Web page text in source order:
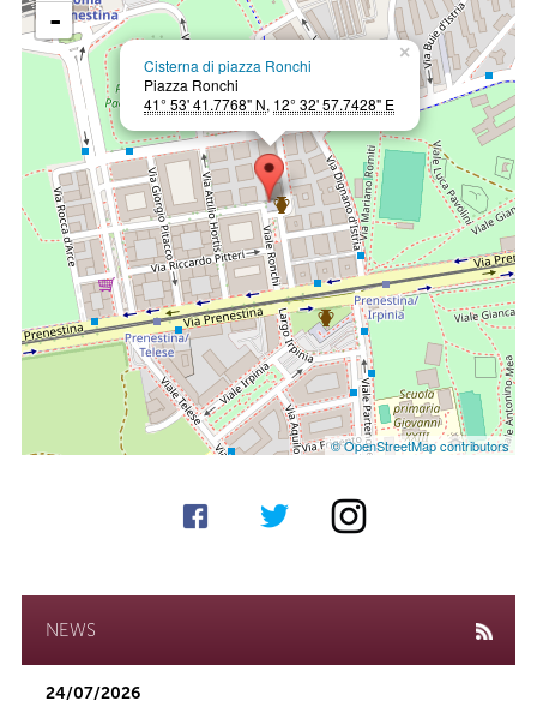
×
Cisterna di piazza Ronchi
Piazza Ronchi
41° 53' 41.7768" N, 12° 32' 57.7428" E
-
© OpenStreetMap contributors
NEWS
24/07/2026